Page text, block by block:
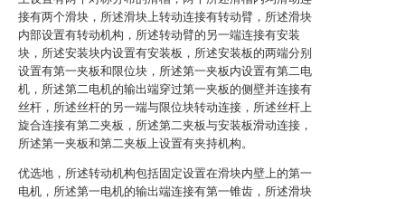
接有两个滑块，所述滑块上转动连接有转动臂，所述滑块
内部设置有转动机构，所述转动臂的另一端连接有安装
块，所述安装块内设置有安装板，所述安装板的两端分别
设置有第一夹板和限位块，所述第一夹板内设置有第二电
机，所述第二电机的输出端穿过第一夹板的侧壁并连接有
丝杆，所述丝杆的另一端与限位块转动连接，所述丝杆上
旋合连接有第二夹板，所述第二夹板与安装板滑动连接，
所述第一夹板和第二夹板上设置有夹持机构。
优选地，所述转动机构包括固定设置在滑块内壁上的第一
电机，所述第一电机的输出端连接有第一锥齿，所述滑块